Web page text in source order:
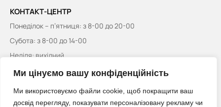
Ми цінуємо вашу конфіденційність
Ми використовуємо файли cookie, щоб покращити ваш
досвід перегляду, показувати персоналізовану рекламу чи
КОНТАКТ-ЦЕНТР
Понеділок – п’ятниця: з 8-00 до 20-00
Субота: з 8-00 до 14-00
Неділя: вихідний
Тел. 0 (800) 503-753
Тел. (044) 281-08-71